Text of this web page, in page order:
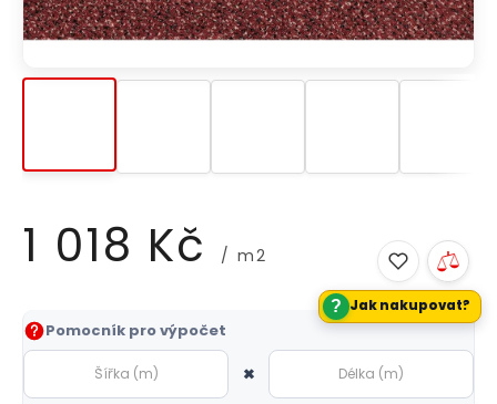
1 018 Kč / m2
Měrná
cena:
Pomocník pro výpočet
×
? Jak nakupovat?